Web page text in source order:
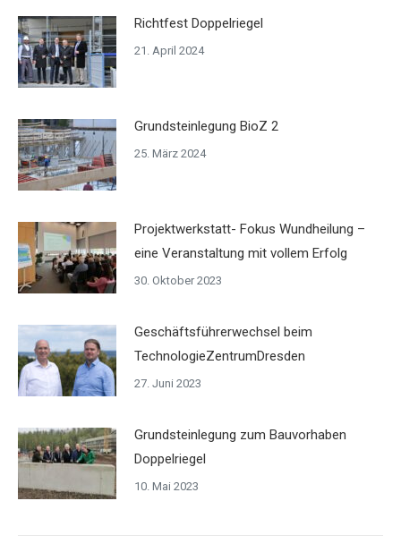
Richtfest Doppelriegel
21. April 2024
Grundsteinlegung BioZ 2
25. März 2024
Projektwerkstatt- Fokus Wundheilung –
eine Veranstaltung mit vollem Erfolg
30. Oktober 2023
Geschäftsführerwechsel beim
TechnologieZentrumDresden
27. Juni 2023
Grundsteinlegung zum Bauvorhaben
Doppelriegel
10. Mai 2023